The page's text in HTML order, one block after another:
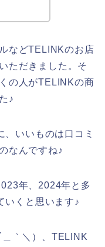
などTELINKのお店
ただきました。そ
の人がTELINKの商
♪
いいものは口コミ
なんですね♪
年、2024年と多
いくと思います♪
＿｀＼）、TELINK